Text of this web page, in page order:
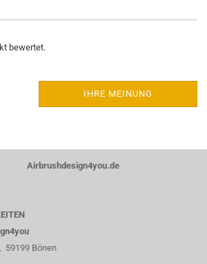
bewertet.
IHRE MEINUNG
Airbrushdesign4you.de
59199 Bönen